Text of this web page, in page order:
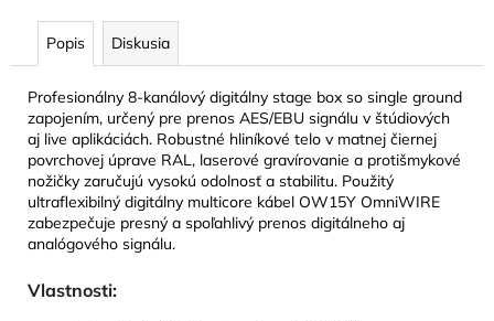
Popis Diskusia
Profesionálny 8-kanálový digitálny stage box so single ground
zapojením, určený pre prenos AES/EBU signálu v štúdiových
aj live aplikáciách. Robustné hliníkové telo v matnej čiernej
povrchovej úprave RAL, laserové gravírovanie a protišmykové
nožičky zaručujú vysokú odolnosť a stabilitu. Použitý
ultraflexibilný digitálny multicore kábel OW15Y OmniWIRE
zabezpečuje presný a spoľahlivý prenos digitálneho aj
analógového signálu.
Vlastnosti: